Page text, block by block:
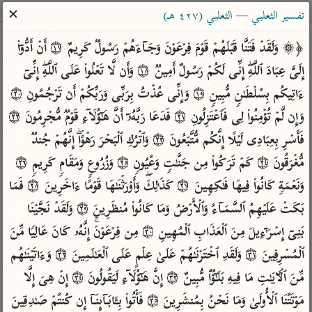
ساهم معنا في نشر القرآن والعلم الشرعي
الباحث القرآني
بحث تفسير علوم مصاحف معاجم
Type 2 or more characters for results.
Type 1 or more
characters for results.
أمّهات
تفسير الطبري
تفسير ابن كثير
تفسير القرطبي
تفسير البغوي
عامّة
فتح البيان للقنوجي
فتح القدير للشوكاني
تفسير ابن جزي
موسوعات
معاصرة
الميسر
المختصر في
التفسير
تفسير السعدي
أيسر التفاسير
تفسير الثعلبي — الثعلبي (٤٢٧ هـ)
✕
فَأَسۡرِ بِعِبَادِی لَیۡلًا إِنَّكُم مُّتَّبَعُونَ ۝٢٣ وَٱتۡرُكِ ٱلۡبَحۡرَ رَهۡوًاۖ إِنَّهُمۡ جُندࣱ